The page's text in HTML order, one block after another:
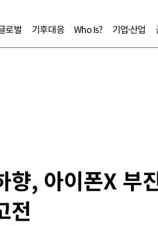
로벌 기후대응 Who Is? 기업·산업
향, 아이폰X 부
전